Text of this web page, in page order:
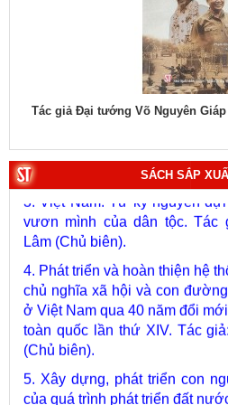
Tác giả Đại tướng Võ Nguyên
SÁCH SẮP
1. Bác Hồ ở Pháp. Tác giả:
soạn lịch sử Chính phủ.
3. Việt Nam: Từ kỷ nguyên
Lâm (Chủ biên).
4. Phát triển và hoàn thiện hệ
chủ nghĩa xã hội và con
ở Việt Nam qua 40 năm đổi
toàn quốc lần thứ XIV. Tác
(Chủ biên).
5. Xây dựng, phát triển con
của quá trình phát triển đất
giai đoạn mới. Tác giả: Vũ Thị